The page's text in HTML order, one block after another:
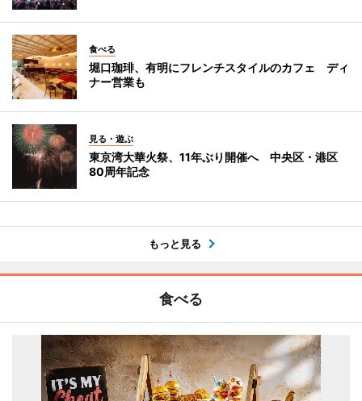
食べる
堀口珈琲、有明にフレンチスタイルのカフェ ディ
ナー営業も
見る・遊ぶ
東京湾大華火祭、11年ぶり開催へ 中央区・港区
80周年記念
もっと見る
食べる